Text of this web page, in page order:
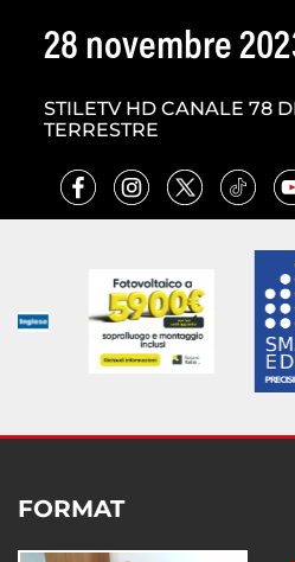
28 novembre
STILETV HD CANALE 78
TERRESTRE
FORMAT